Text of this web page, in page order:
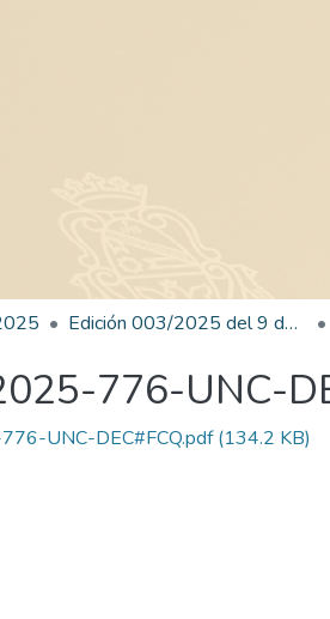
Edición 003/2025 del 9 de junio de 2025
776-UNC-
UNC-DEC#FCQ.pdf(134.2 KB)